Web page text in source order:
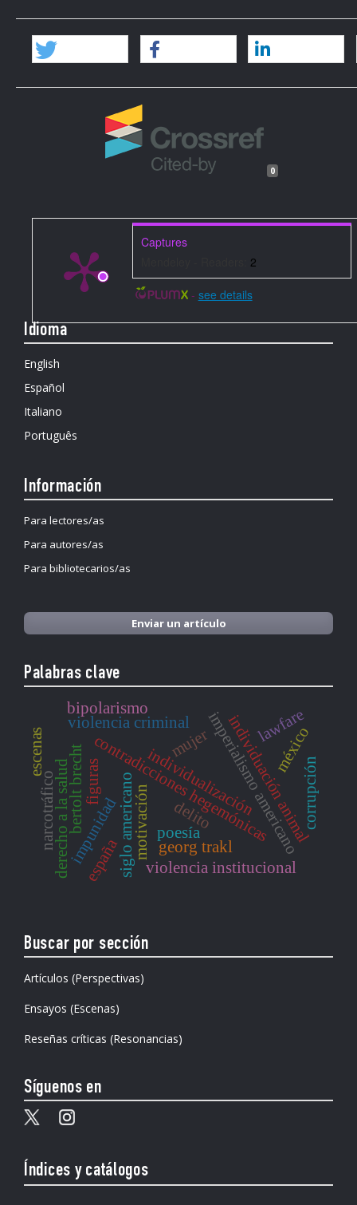
0
Captures
2
- see details
Idioma
English
Español
Italiano
Português
Información
Para lectores/as
Para autores/as
Para bibliotecarios/as
Enviar un artículo
Palabras clave
contradicciones hegemónicas
siglo americano imperialismo americano
individualizaciónindividuación animal
mujer
violencia institucional
delito corrupción
impunidad
derecho a la salud
violencia criminal
motivación poesía
georg trakl
bertolt brecht
bipolarismo lawfare
narcotráfico
méxico
españa
figuras
escenas
Buscar por sección
Artículos (Perspectivas)
Ensayos (Escenas)
Reseñas críticas (Resonancias)
Síguenos en
Índices y catálogos